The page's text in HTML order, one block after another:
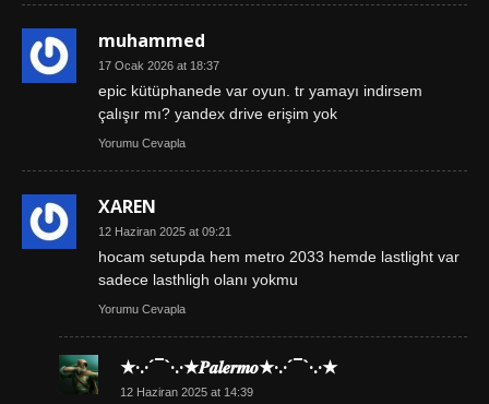
muhammed
17 Ocak 2026 at 18:37
epic kütüphanede var oyun. tr yamayı indirsem
çalışır mı? yandex drive erişim yok
Yorumu Cevapla
XAREN
12 Haziran 2025 at 09:21
hocam setupda hem metro 2033 hemde lastlight var
sadece lasthligh olanı yokmu
Yorumu Cevapla
★·.·´¯`·.·★𝑷𝒂𝒍𝒆𝒓𝒎𝒐★·.·´¯`·.·★
12 Haziran 2025 at 14:39